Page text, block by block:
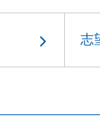
志